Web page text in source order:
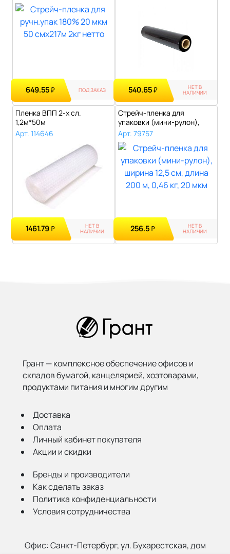
649.55₽ ПОД ЗАКАЗ 540.65₽ НЕТ В
НАЛИЧИИ
Пленка ВПП 2-х сл.
1,2м*50м
Арт. 114646
1461.79₽ НЕТ В
НАЛИЧИИ
Стрейч-пленка для
упаковки (мини-рулон),
ширина 12,5 см..
Арт. 79757
256.5₽ НЕТ В
НАЛИЧИИ
Грант — комплексное обеспечение офисов и
складов бумагой, канцелярией, хозтоварами,
продуктами питания и многим другим
Доставка
Оплата
Личный кабинет покупателя
Акции и скидки
Бренды и производители
Как сделать заказ
Политика конфиденциальности
Условия сотрудничества
Офис:Санкт-Петербург, ул. Бухарестская, дом